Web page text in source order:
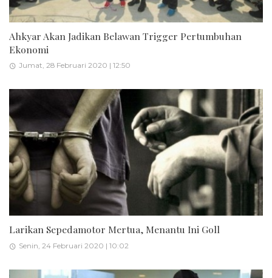
Ahkyar Akan Jadikan Belawan Trigger Pertumbuhan
Ekonomi
Jumat, 28 Februari 2020 | 12:50
Larikan Sepedamotor Mertua, Menantu Ini Goll
Senin, 24 Februari 2020 | 10:02